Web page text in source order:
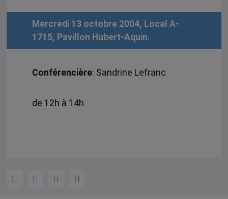
Mercredi 13 octobre 2004, Local A-
1715, Pavillon Hubert-Aquin.
Conférencière: Sandrine Lefranc
de 12h à 14h